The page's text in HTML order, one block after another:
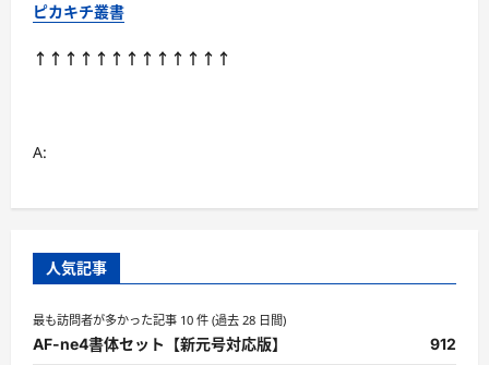
ピカキチ叢書
↑↑↑↑↑↑↑↑↑↑↑↑↑
A:
人気記事
最も訪問者が多かった記事 10 件 (過去 28 日間)
AF-ne4書体セット【新元号対応版】 912